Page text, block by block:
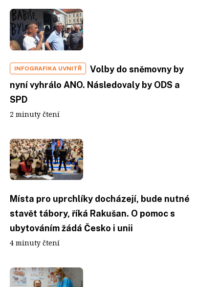
INFOGRAFIKA UVNITŘ
Volby do sněmovny by
nyní vyhrálo ANO. Následovaly by ODS a
SPD
2 minuty čtení
Místa pro uprchlíky docházejí, bude nutné
stavět tábory, říká Rakušan. O pomoc s
ubytováním žádá Česko i unii
4 minuty čtení